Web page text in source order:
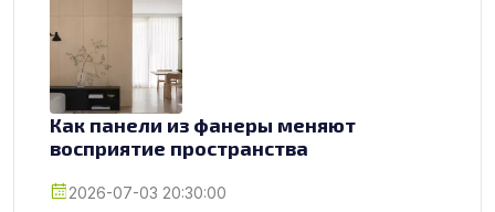
Как панели из фанеры меняют
восприятие пространства
2026-07-03 20:30:00